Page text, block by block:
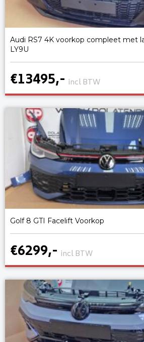
Audi RS7 4K voorkop compleet met
LY9U
€13495,- incl BTW
Golf 8 GTI Facelift Voorkop
€6299,- incl BTW